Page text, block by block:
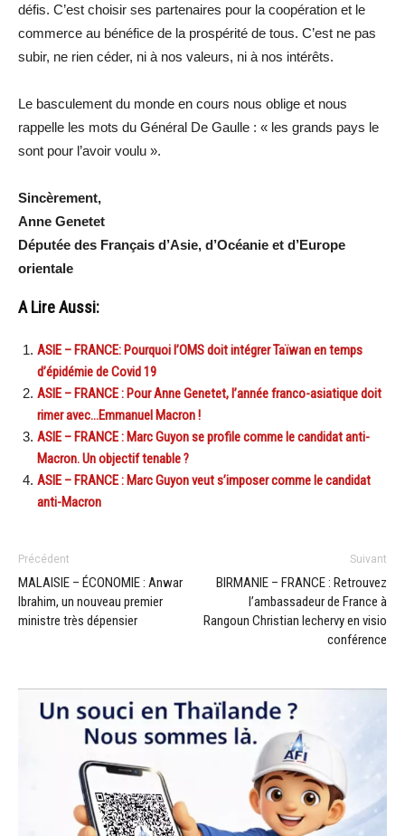
défis. C’est choisir ses partenaires pour la coopération et le
commerce au bénéfice de la prospérité de tous. C’est ne pas
subir, ne rien céder, ni à nos valeurs, ni à nos intérêts.
Le basculement du monde en cours nous oblige et nous
rappelle les mots du Général De Gaulle : « les grands pays le
sont pour l’avoir voulu ».
Sincèrement,
Anne Genetet
Députée des Français d’Asie, d’Océanie et d’Europe
orientale
A Lire Aussi:
ASIE – FRANCE: Pourquoi l’OMS doit intégrer Taïwan en temps
d’épidémie de Covid 19
ASIE – FRANCE : Pour Anne Genetet, l’année franco-asiatique doit
rimer avec…Emmanuel Macron !
ASIE – FRANCE : Marc Guyon se profile comme le candidat anti-
Macron. Un objectif tenable ?
ASIE – FRANCE : Marc Guyon veut s’imposer comme le candidat
anti-Macron
Précédent
MALAISIE – ÉCONOMIE : Anwar
Ibrahim, un nouveau premier
ministre très dépensier
Suivant
BIRMANIE – FRANCE : Retrouvez
l’ambassadeur de France à
Rangoun Christian lechervy en visio
conférence